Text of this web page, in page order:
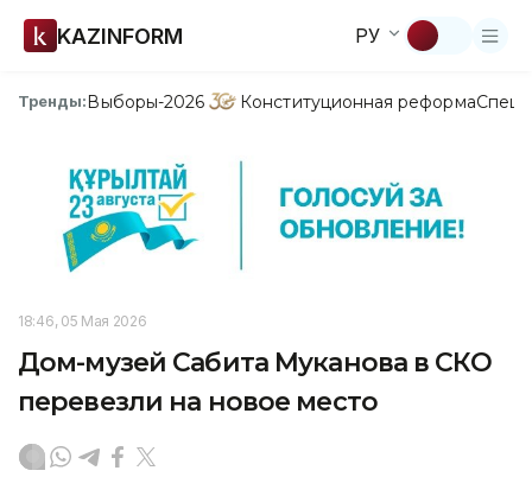
KAZINFORM РУ
Тренды:Выборы-2026 Конституционная реформа
18:46, 05 Мая 2026
Дом-музей Сабита Муканова в СКО
перевезли на новое место